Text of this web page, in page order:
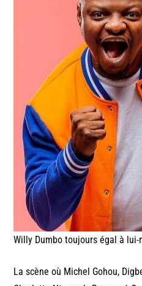
Willy Dumbo toujours égal à lui-
La scène où Michel Gohou,